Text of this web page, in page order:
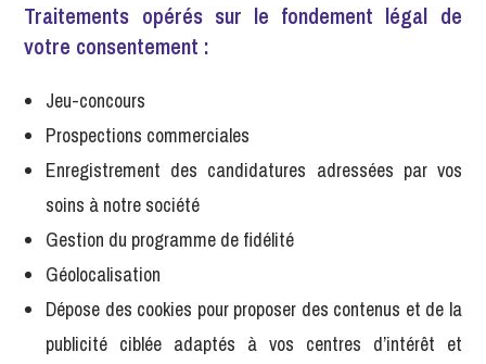
Traitements opérés sur le fondement légal de
votre consentement :
Jeu-concours
Prospections commerciales
Enregistrement des candidatures adressées par vos
soins à notre société
Gestion du programme de fidélité
Géolocalisation
Dépose des cookies pour proposer des contenus et de la
publicité ciblée adaptés à vos centres d’intérêt et